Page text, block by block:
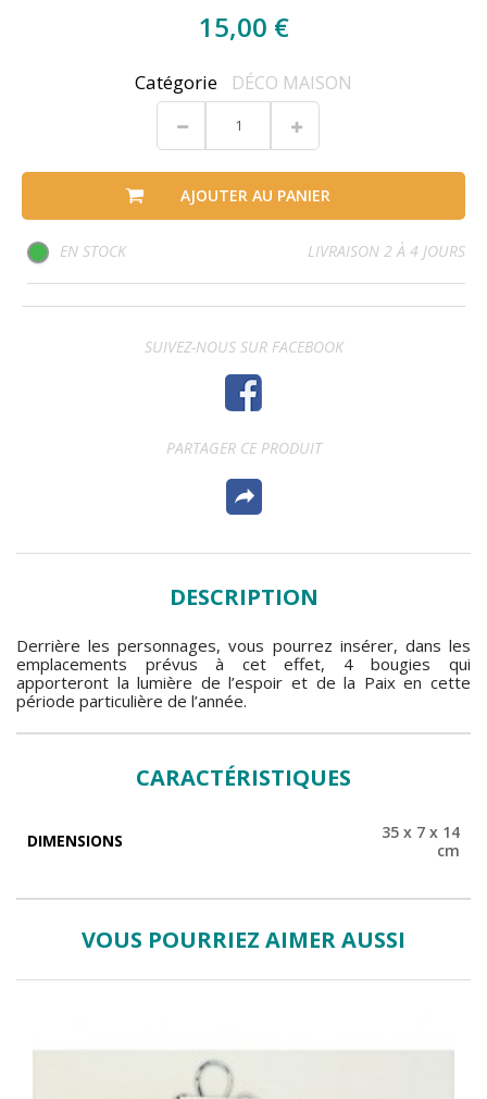
15,00 €
Catégorie DÉCO MAISON
AJOUTER AU PANIER
EN STOCK LIVRAISON 2 À 4 JOURS
SUIVEZ-NOUS SUR FACEBOOK
PARTAGER CE PRODUIT
DESCRIPTION
Derrière les personnages, vous pourrez insérer, dans les
emplacements prévus à cet effet, 4 bougies qui
apporteront la lumière de l’espoir et de la Paix en cette
période particulière de l’année.
CARACTÉRISTIQUES
DIMENSIONS
35 x 7 x 14
cm
VOUS POURRIEZ AIMER AUSSI